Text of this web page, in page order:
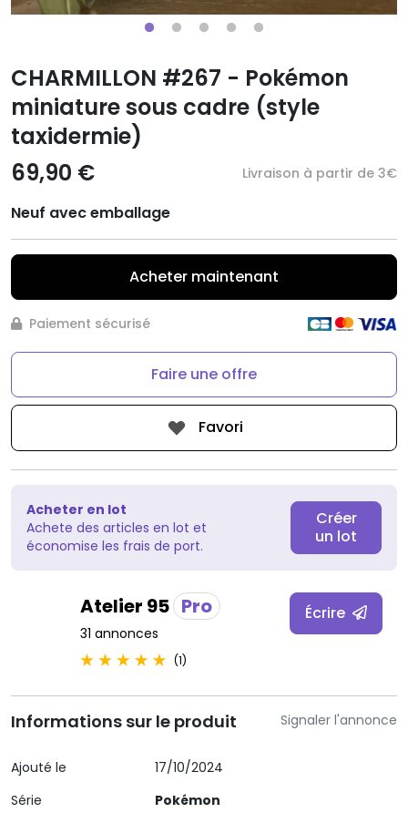
CHARMILLON #267 - Pokémon
miniature sous cadre (style
taxidermie)
69,90 €
Livraison à partir de 3€
Neuf avec emballage
Acheter maintenant
Paiement sécurisé
Faire une offre
Favori
Acheter en lot
Achete des articles en lot et
économise les frais de port.
Créer
un lot
Atelier 95 Pro
31 annonces
(1)
Écrire
Signaler l'annonce
Informations sur le produit
Ajouté le
17/10/2024
Série
Pokémon